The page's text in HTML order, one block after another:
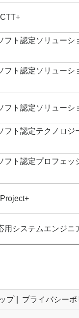
フト認定ソリューシ
フト認定ソリューシ
フト認定ソリューシ
フト認定テクノロジ
フト認定プロフェッ
用システムエンジニ
プ| プライバシーポ